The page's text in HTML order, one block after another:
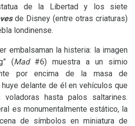
de la Libertad y los siete
de Disney (entre otras criaturas)
londinense.
embalsaman la histeria: la imagen
(Mad#6) muestra a un simio
por encima de la masa de
delante de él en vehículos que
hasta palos saltarines.
es monumentalmente estático, la
de símbolos en miniatura de